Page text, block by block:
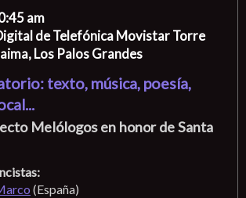
am
de Telefónica Movistar Torre
Los Palos Grandes
texto, música, poesía,
Melólogos en honor de Santa
(España)